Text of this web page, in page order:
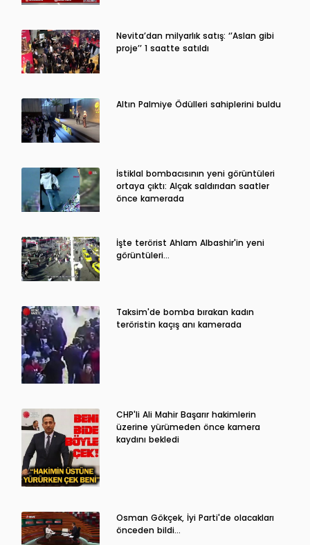
Nevita’dan milyarlık satış: ‘’Aslan gibi
proje’’ 1 saatte satıldı
Altın Palmiye Ödülleri sahiplerini buldu
İstiklal bombacısının yeni görüntüleri
ortaya çıktı: Alçak saldırıdan saatler
önce kamerada
İşte terörist Ahlam Albashir'in yeni
görüntüleri…
Taksim'de bomba bırakan kadın
teröristin kaçış anı kamerada
CHP'li Ali Mahir Başarır hakimlerin
üzerine yürümeden önce kamera
kaydını bekledi
Osman Gökçek, İyi Parti'de olacakları
önceden bildi...